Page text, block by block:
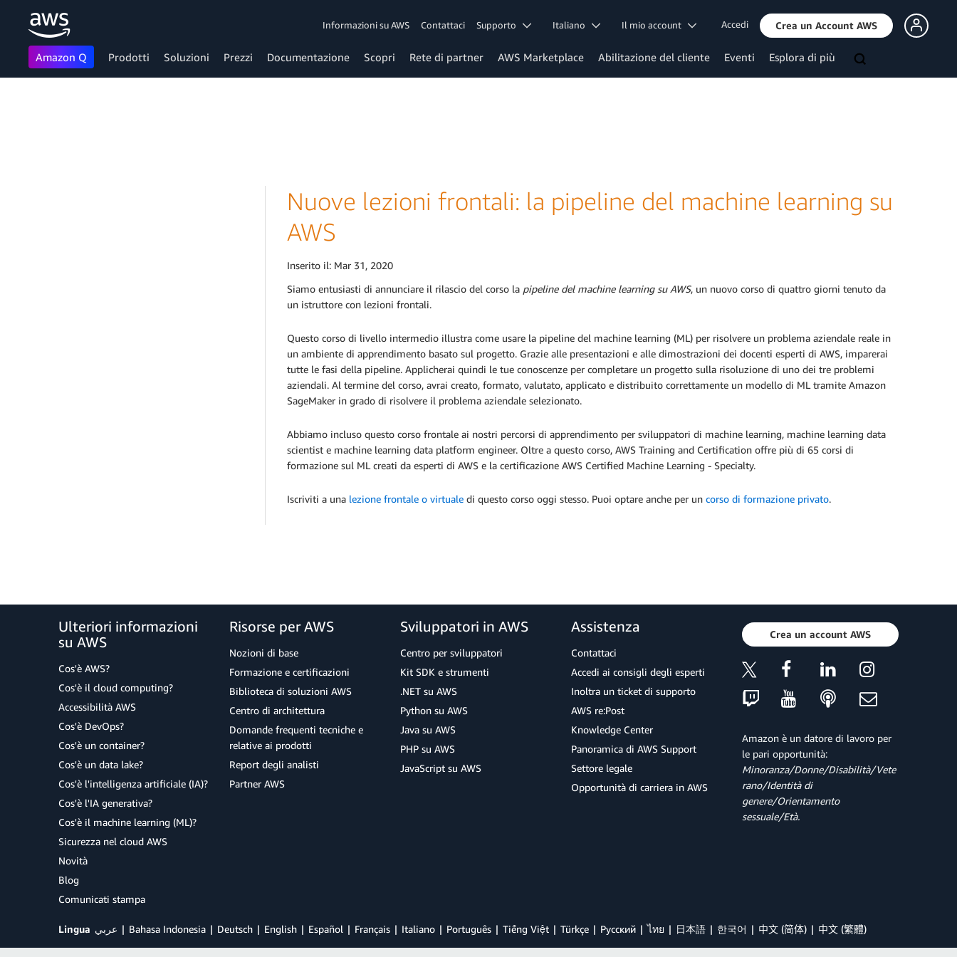
Informazioni su AWS Contattaci Supporto Italiano Il mio account Accedi Crea un Account AWS
Amazon Q Prodotti Soluzioni Prezzi Documentazione Scopri Rete di partner AWS Marketplace Abilitazione del cliente Eventi Esplora di più
Nuove lezioni frontali: la pipeline del machine learning su
AWS
Inserito il: Mar 31, 2020
Siamo entusiasti di annunciare il rilascio del corso la pipeline del machine learning su AWS, un nuovo corso di quattro giorni tenuto da
un istruttore con lezioni frontali.
Questo corso di livello intermedio illustra come usare la pipeline del machine learning (ML) per risolvere un problema aziendale reale in
un ambiente di apprendimento basato sul progetto. Grazie alle presentazioni e alle dimostrazioni dei docenti esperti di AWS, imparerai
tutte le fasi della pipeline. Applicherai quindi le tue conoscenze per completare un progetto sulla risoluzione di uno dei tre problemi
aziendali. Al termine del corso, avrai creato, formato, valutato, applicato e distribuito correttamente un modello di ML tramite Amazon
SageMaker in grado di risolvere il problema aziendale selezionato.
Abbiamo incluso questo corso frontale ai nostri percorsi di apprendimento per sviluppatori di machine learning, machine learning data
scientist e machine learning data platform engineer. Oltre a questo corso, AWS Training and Certification offre più di 65 corsi di
formazione sul ML creati da esperti di AWS e la certificazione AWS Certified Machine Learning - Specialty.
Iscriviti a una lezione frontale o virtuale di questo corso oggi stesso. Puoi optare anche per un corso di formazione privato.
Ulteriori informazioni
su AWS
Cos'è AWS?
Cos'è il cloud computing?
Accessibilità AWS
Cos'è DevOps?
Cos'è un container?
Cos'è un data lake?
Cos'è l'intelligenza artificiale (IA)?
Cos'è l'IA generativa?
Cos'è il machine learning (ML)?
Sicurezza nel cloud AWS
Novità
Blog
Comunicati stampa
Risorse per AWS
Nozioni di base
Formazione e certificazioni
Biblioteca di soluzioni AWS
Centro di architettura
Domande frequenti tecniche e
relative ai prodotti
Report degli analisti
Partner AWS
Sviluppatori in AWS
Centro per sviluppatori
Kit SDK e strumenti
.NET su AWS
Python su AWS
Java su AWS
PHP su AWS
JavaScript su AWS
Assistenza
Contattaci
Accedi ai consigli degli esperti
Inoltra un ticket di supporto
AWS re:Post
Knowledge Center
Panoramica di AWS Support
Settore legale
Opportunità di carriera in AWS
Crea un account AWS
Amazon è un datore di lavoro per
le pari opportunità:
Minoranza/Donne/Disabilità/Vete
rano/Identità di
genere/Orientamento
sessuale/Età.
Lingua عربي Bahasa Indonesia Deutsch English Español Français Italiano Português Tiếng Việt Türkçe Ρусский ไทย 日本語 한국어 中文 (简体) 中文 (繁體)